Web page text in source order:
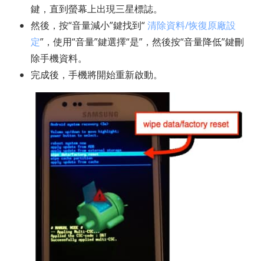
鍵，直到螢幕上出現三星標誌。
然後，按“音量減小”鍵找到“清除資料/恢復原廠設
定”，使用“音量”鍵選擇“是”，然後按“音量降低”鍵刪
除手機資料。
完成後，手機將開始重新啟動。